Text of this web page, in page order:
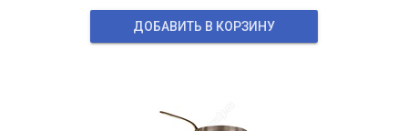
ДОБАВИТЬ В КОРЗИНУ